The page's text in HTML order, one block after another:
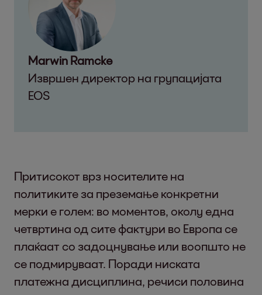
Marwin Ramcke
Извршен директор на групацијата
EOS
Притисокот врз носителите на
политиките за преземање конкретни
мерки е голем: во моментов, околу една
четвртина од сите фактури во Европа се
плаќаат со задоцнување или воопшто не
се подмируваат. Поради ниската
платежна дисциплина, речиси половина